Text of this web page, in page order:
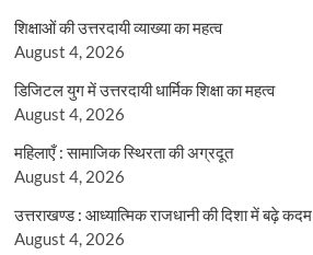
शिक्षाओं की उत्तरदायी व्याख्या का महत्व
August 4, 2026
डिजिटल युग में उत्तरदायी धार्मिक शिक्षा का महत्व
August 4, 2026
महिलाएँ : सामाजिक स्थिरता की अग्रदूत
August 4, 2026
उत्तराखण्ड : आध्यात्मिक राजधानी की दिशा में बढ़े कदम
August 4, 2026